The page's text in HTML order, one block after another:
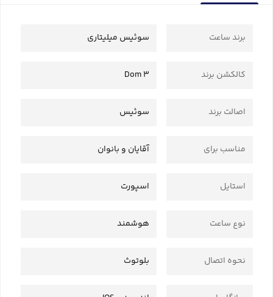
برند ساعت سوئیس میلیتاری
کالکشن برند Dom 3
اصالت برند سوئیس
مناسب برای آقایان و بانوان
استایل اسپورت
نوع ساعت هوشمند
نحوه اتصال بلوتوث